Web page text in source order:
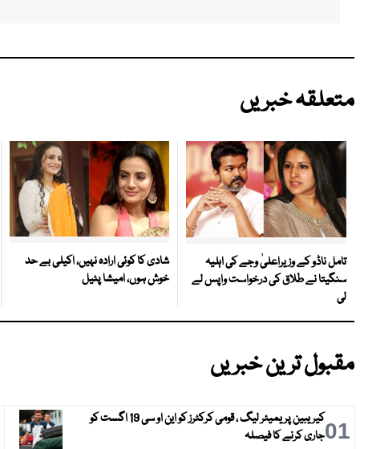
متعلقہ خبریں
تامل ناڈو کے وزیراعلیٰ وجے کی اہلیہ
سنگیتا نے طلاق کی درخواست واپس لے
لی
شادی کا کوئی ارادہ نہیں، اکیلی بے حد
خوش ہوں، امیشا پٹیل
مقبول ترین خبریں
01
کیریبین پریمیئر لیگ ، قومی کرکٹرز کو این او سی 19 اگست کو
جاری کرنے کا فیصلہ